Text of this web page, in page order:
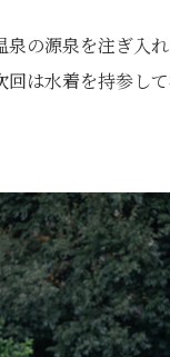
の源泉を注ぎ入
は水着を持参し